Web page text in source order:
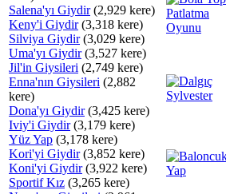
Salena'yı Giydir(2,929 kere)
Keny'i Giydir(3,318 kere)
Silviya Giydir(3,029 kere)
Uma'yı Giydir(3,527 kere)
Jil'in Giysileri (2,749 kere)
Enna'nın Giysileri (2,882
kere)
Dona'yı Giydir(3,425 kere)
Iviy'i Giydir(3,179 kere)
Yüz Yap (3,178 kere)
Kori'yi Giydir(3,852 kere)
Koni'yi Giydir(3,922 kere)
Sportif Kız (3,265 kere)